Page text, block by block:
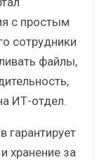
с простым
сотрудники
файлы,
ИТ-отдел.
гарантирует
хранение за